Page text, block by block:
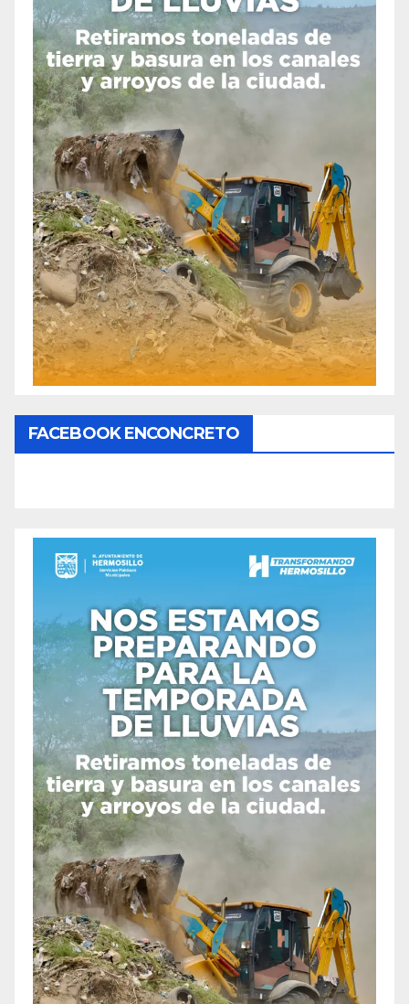
FACEBOOK ENCONCRETO